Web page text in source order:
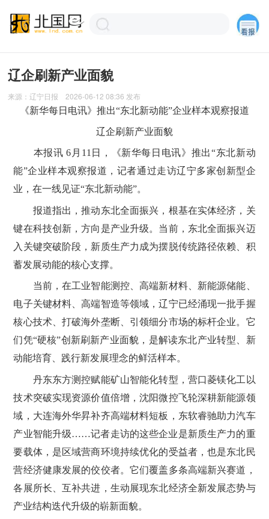
辽企刷新产业面貌
来源：辽宁日报 2026-06-12 08:36 发布
《新华每日电讯》推出“东北新动能”企业样本观察报道
辽企刷新产业面貌
本报讯 6月11日，《新华每日电讯》推出“东北新动
能”企业样本观察报道，记者通过走访辽宁多家创新型企
业，在一线见证“东北新动能”。
报道指出，推动东北全面振兴，根基在实体经济，关
键在科技创新，方向是产业升级。当前，东北全面振兴迈
入关键突破阶段，新质生产力成为摆脱传统路径依赖、积
蓄发展动能的核心支撑。
当前，在工业智能测控、高端新材料、新能源储能、
电子关键材料、高端智造等领域，辽宁已经涌现一批手握
核心技术、打破海外垄断、引领细分市场的标杆企业。它
们凭“硬核”创新刷新产业面貌，是解读东北产业转型、新
动能培育、践行新发展理念的鲜活样本。
丹东东方测控赋能矿山智能化转型，营口菱镁化工以
技术突破实现资源价值倍增，沈阳微控飞轮深耕新能源领
域，大连海外华昇补齐高端材料短板，东软睿驰助力汽车
产业智能升级……记者走访的这些企业是新质生产力的重
要载体，是区域营商环境持续优化的受益者，也是东北民
营经济健康发展的佼佼者。它们覆盖多条高端新兴赛道，
各展所长、互补共进，生动展现东北经济全新发展态势与
产业结构迭代升级的崭新面貌。